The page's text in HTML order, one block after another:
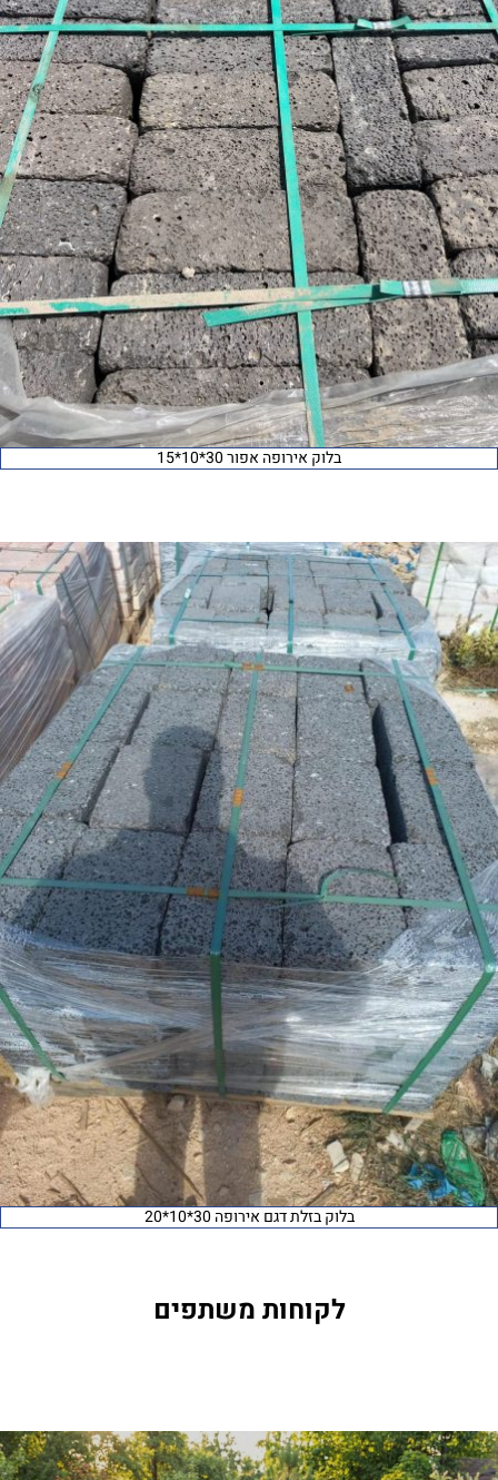
בלוק אירופה אפור 30*10*15
בלוק בזלת דגם אירופה 30*10*20
לקוחות משתפים